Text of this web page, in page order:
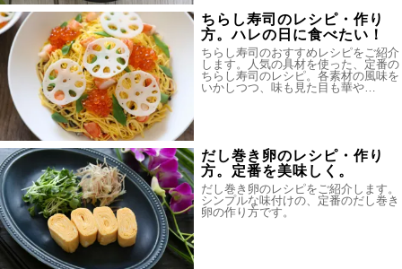
ちらし寿司のレシピ・作り
方。ハレの日に食べたい！
ちらし寿司のおすすめレシピをご紹介
します。人気の具材を使った、定番の
ちらし寿司のレシピ。各素材の風味を
いかしつつ、味も見た目も華や…
だし巻き卵のレシピ・作り
方。定番を美味しく。
だし巻き卵のレシピをご紹介します。
シンプルな味付けの、定番のだし巻き
卵の作り方です。